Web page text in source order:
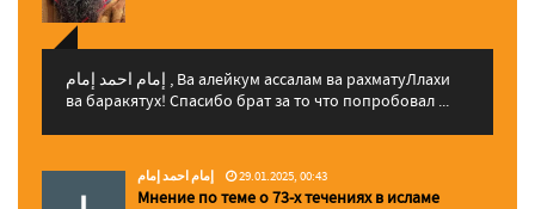
إمام احمد إمام , Ва алейкум ассалам ва рахматуЛлахи
ва баракятух! Спасибо брат за то что попробовал ...
إمام احمد إمام 29.01.2025, 00:43
Мнение по теме о 73-х течениях в исламе